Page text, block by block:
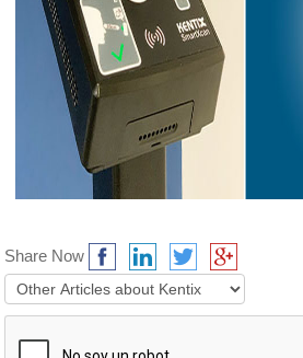
Share Now
Prev Article